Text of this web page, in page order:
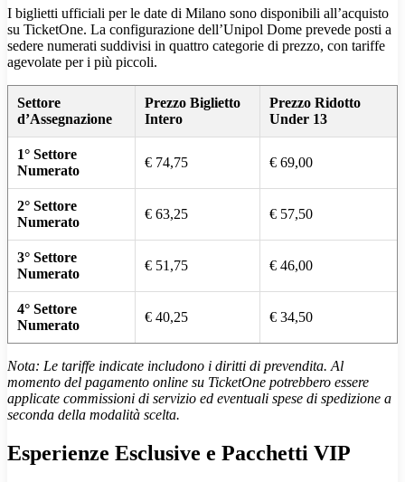
I biglietti ufficiali per le date di Milano sono disponibili all’acquisto
su TicketOne. La configurazione dell’Unipol Dome prevede posti a
sedere numerati suddivisi in quattro categorie di prezzo, con tariffe
agevolate per i più piccoli.
Settore
d’Assegnazione
Prezzo Biglietto
Intero
Prezzo Ridotto
Under 13
1° Settore
Numerato
€ 74,75 € 69,00
2° Settore
Numerato
€ 63,25 € 57,50
3° Settore
Numerato
€ 51,75 € 46,00
4° Settore
Numerato
€ 40,25 € 34,50
Nota: Le tariffe indicate includono i diritti di prevendita. Al
momento del pagamento online su TicketOne potrebbero essere
applicate commissioni di servizio ed eventuali spese di spedizione a
seconda della modalità scelta.
Esperienze Esclusive e Pacchetti VIP